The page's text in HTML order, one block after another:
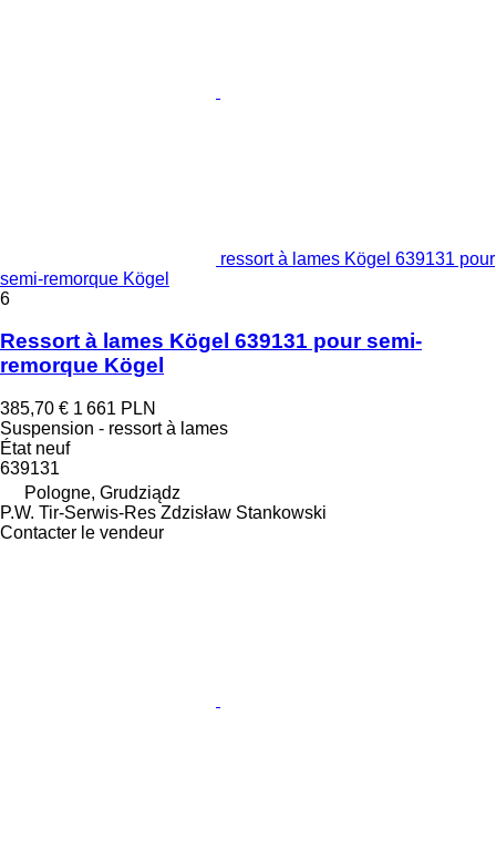
ressort à lames Kögel 639131 pour
semi-remorque Kögel
6
Ressort à lames Kögel 639131 pour semi-
remorque Kögel
385,70 € 1 661 PLN
Suspension - ressort à lames
Étatneuf
639131
Pologne, Grudziądz
P.W. Tir-Serwis-Res Zdzisław Stankowski
Contacter le vendeur